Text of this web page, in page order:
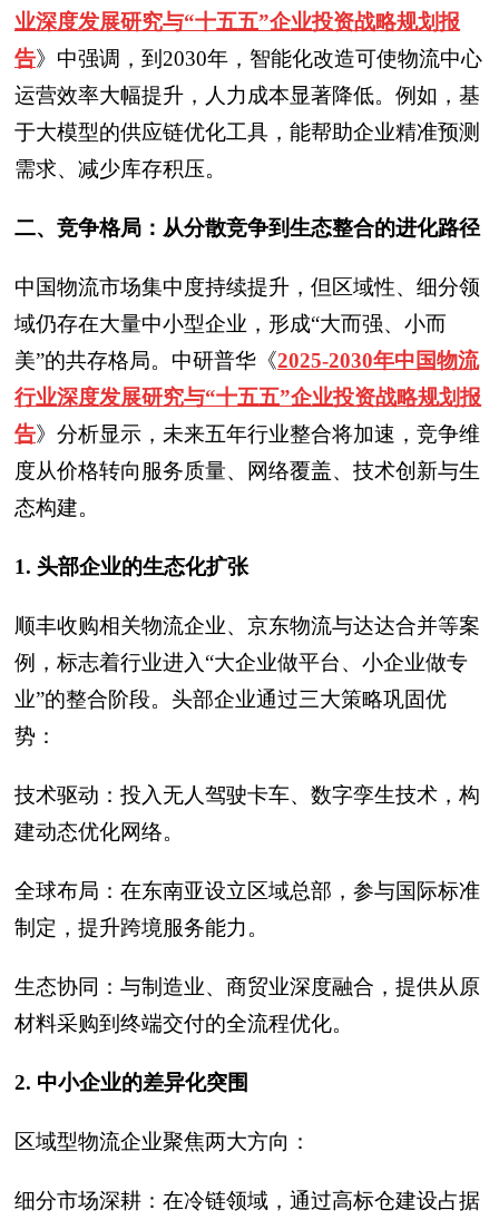
业深度发展研究与“十五五”企业投资战略规划报
告》 中强调，到2030年，智能化改造可使物流中心
运营效率大幅提升，人力成本显著降低。例如，基
于大模型的供应链优化工具，能帮助企业精准预测
需求、减少库存积压。
二、竞争格局：从分散竞争到生态整合的进化路径
中国物流市场集中度持续提升，但区域性、细分领
域仍存在大量中小型企业，形成“大而强、小而
美”的共存格局。中研普华 《2025-2030年中国物流
行业深度发展研究与“十五五”企业投资战略规划报
告》 分析显示，未来五年行业整合将加速，竞争维
度从价格转向服务质量、网络覆盖、技术创新与生
态构建。
1. 头部企业的生态化扩张
顺丰收购相关物流企业、京东物流与达达合并等案
例，标志着行业进入“大企业做平台、小企业做专
业”的整合阶段。头部企业通过三大策略巩固优
势：
技术驱动：投入无人驾驶卡车、数字孪生技术，构
建动态优化网络。
全球布局：在东南亚设立区域总部，参与国际标准
制定，提升跨境服务能力。
生态协同：与制造业、商贸业深度融合，提供从原
材料采购到终端交付的全流程优化。
2. 中小企业的差异化突围
区域型物流企业聚焦两大方向：
细分市场深耕：在冷链领域，通过高标仓建设占据